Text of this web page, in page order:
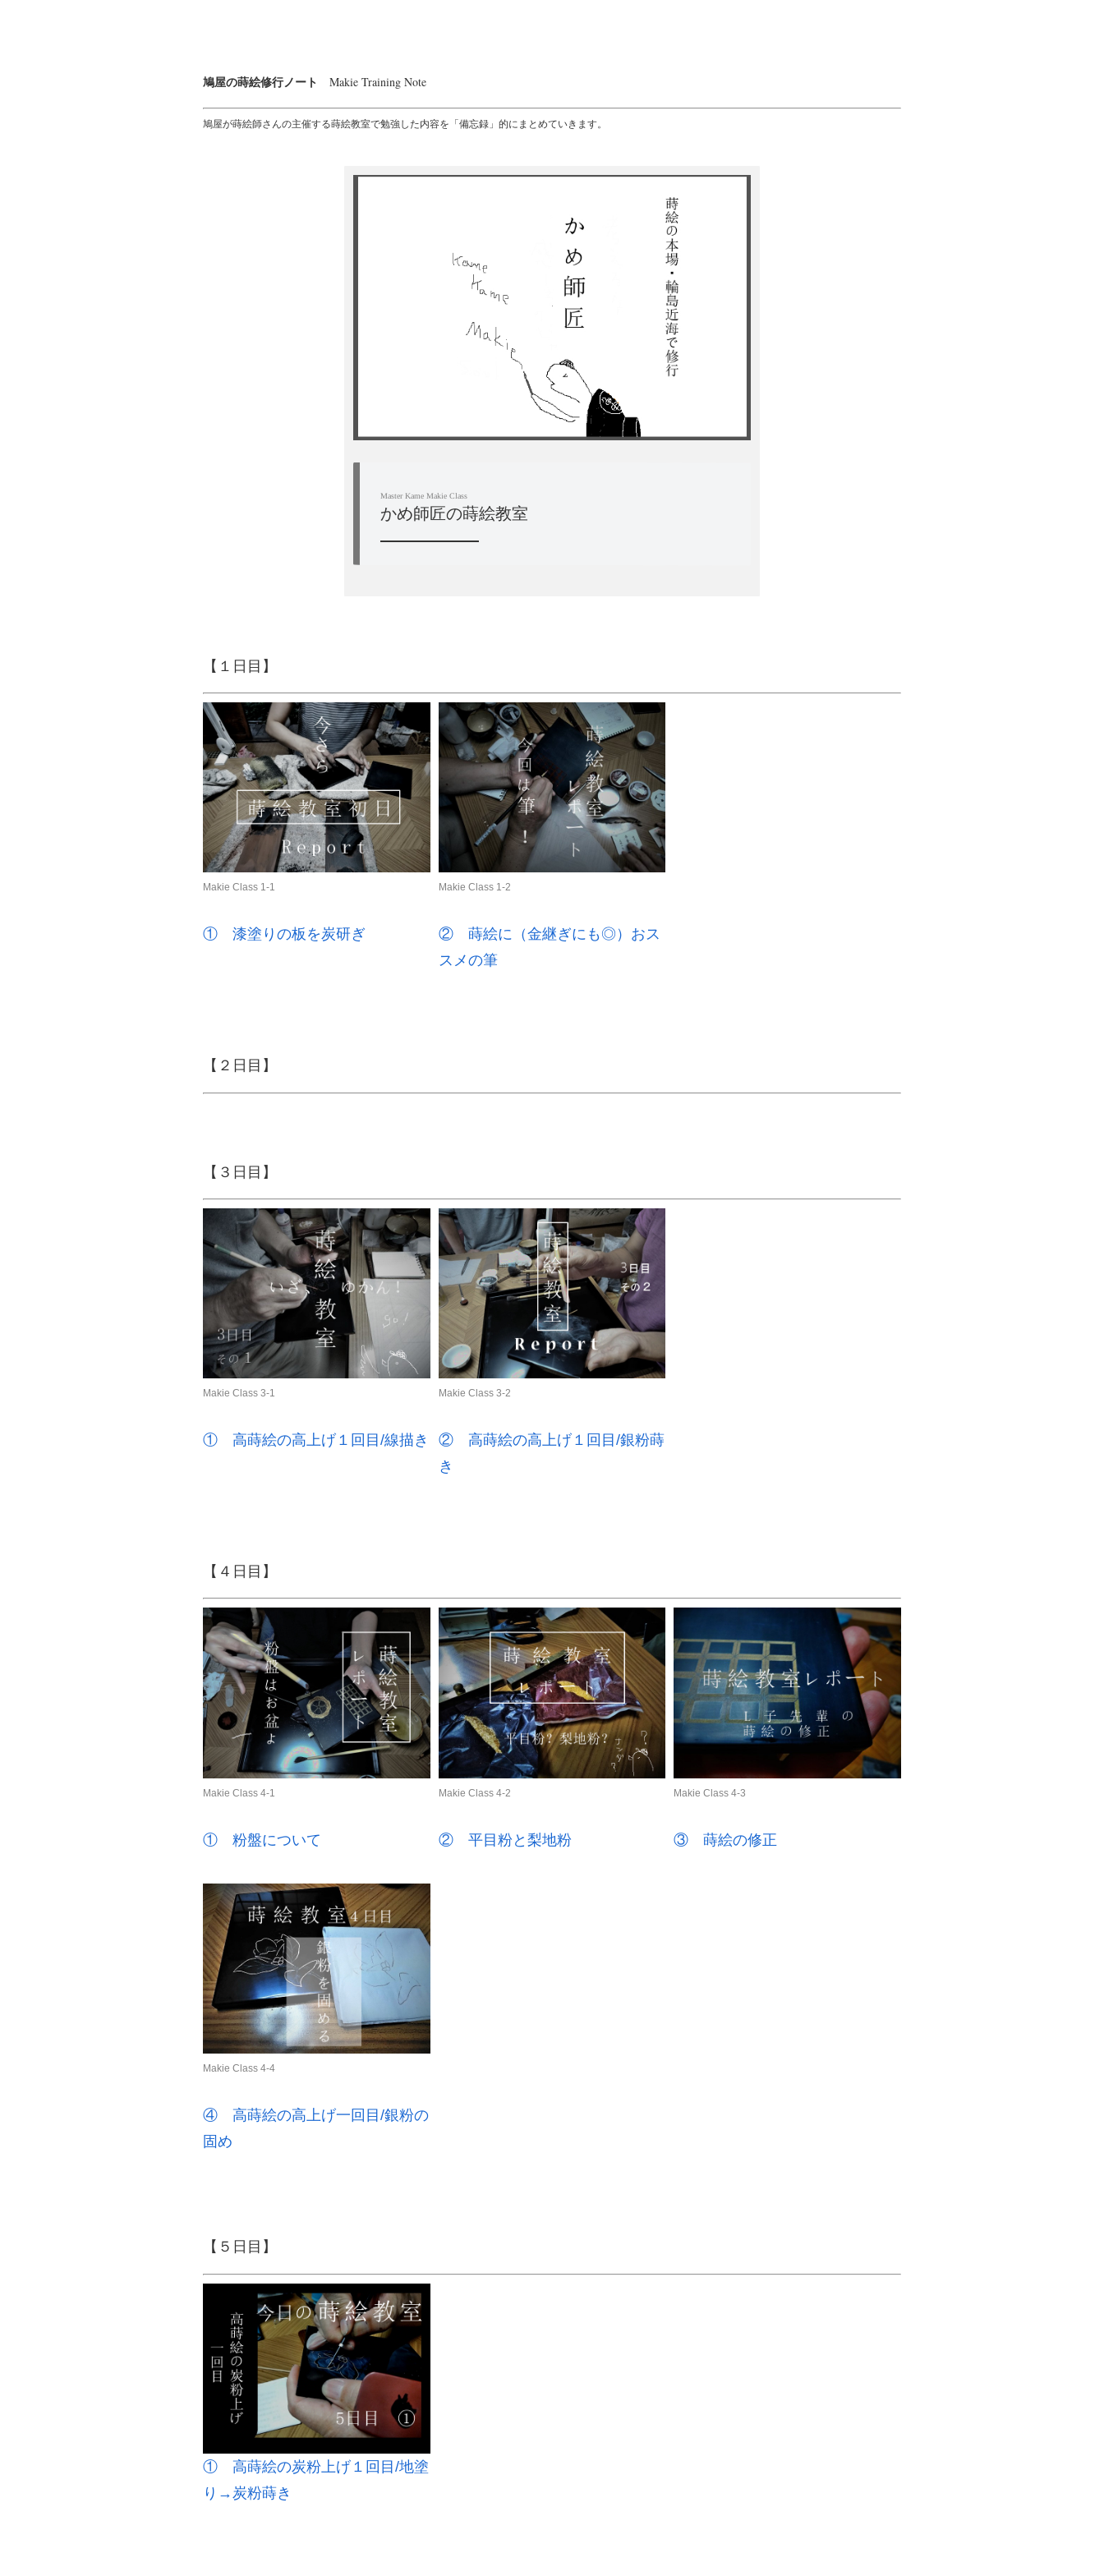
鳩屋の蒔絵修行ノート Makie Training Note
鳩屋が蒔絵師さんの主催する蒔絵教室で勉強した内容を「備忘録」的にまとめていきます。
Master Kame Makie Class
かめ師匠の蒔絵教室
【１日目】
Makie Class 1-1
① 漆塗りの板を炭研ぎ
Makie Class 1-2
② 蒔絵に（金継ぎにも◎）おス
スメの筆
【２日目】
【３日目】
Makie Class 3-1
① 高蒔絵の高上げ１回目/線描き
Makie Class 3-2
② 高蒔絵の高上げ１回目/銀粉蒔
き
【４日目】
Makie Class 4-1
① 粉盤について
Makie Class 4-2
② 平目粉と梨地粉
Makie Class 4-3
③ 蒔絵の修正
Makie Class 4-4
④ 高蒔絵の高上げ一回目/銀粉の
固め
【５日目】
① 高蒔絵の炭粉上げ１回目/地塗
り→炭粉蒔き